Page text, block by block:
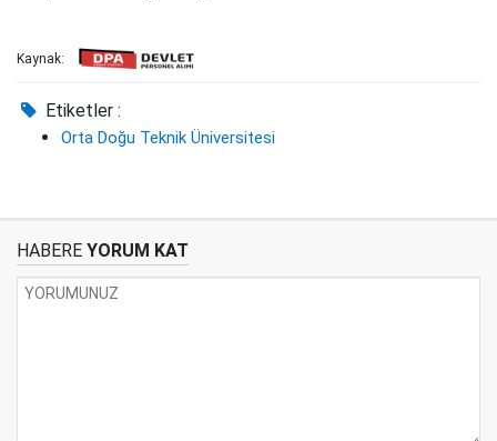
Kaynak:
Etiketler :
Orta Doğu Teknik Üniversitesi
HABERE YORUM KAT